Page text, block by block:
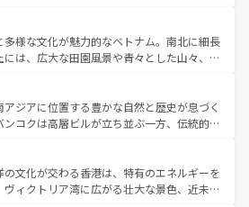
。判のスイーツなど、バラエティ豊かな料理
が味わえる。 なお、新着の台湾情報は コンテンツ一覧を参
。
延ばせば四季折々の自然美を楽しむことが
て、キムチや焼肉、絶品のストリートフード
まな韓国料理が待っている。夜には、韓国な
ながら、韓国の多彩な魅力を心ゆくまで味
わってみてほしい。 なお、新着の韓国情報はコンテンツ一
ほしい。
多様な文化が魅力的なベトナム。南北に細長
には、広大な田園風景や青々とした山々、世
に伝統が息づく。ハノイの古い町並みやホ
フランス統治時代の建物も、独特の雰囲気を
る。また、バラエティの豊かさとおいしさで
バインミー、ベトナムコーヒーなどは、ぜ
いたい。どの地域を訪れてもあたたかい人々
えてくれるので、きっと忘れられない旅にな
アジアに位置する豊かな自然と歴史が息づく
ンコクは高層ビルが立ち並ぶ一方、伝統的な
ている。北部ではチェンマイなどの山岳地
れ合い、南部ではプーケットやクラビの美し
ゾート気分を楽しむことができる。タイ料理
の文化が交わる香港は、特有のエネルギーを
ヴィクトリア湾に広がる壮大な景色、近未来